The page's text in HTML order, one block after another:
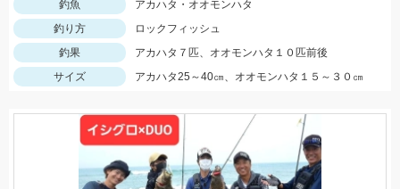
釣魚
アカハタ・オオモンハタ
釣り方
ロックフィッシュ
釣果
アカハタ７匹、オオモンハタ１０匹前後
サイズ
アカハタ25～40㎝、オオモンハタ１５～３０㎝